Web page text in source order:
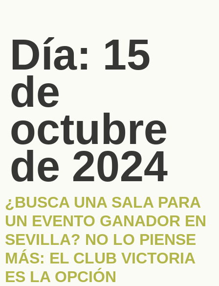
Día: 15
de
octubre
de 2024
¿BUSCA UNA SALA PARA
UN EVENTO GANADOR EN
SEVILLA? NO LO PIENSE
MÁS: EL CLUB VICTORIA
ES LA OPCIÓN